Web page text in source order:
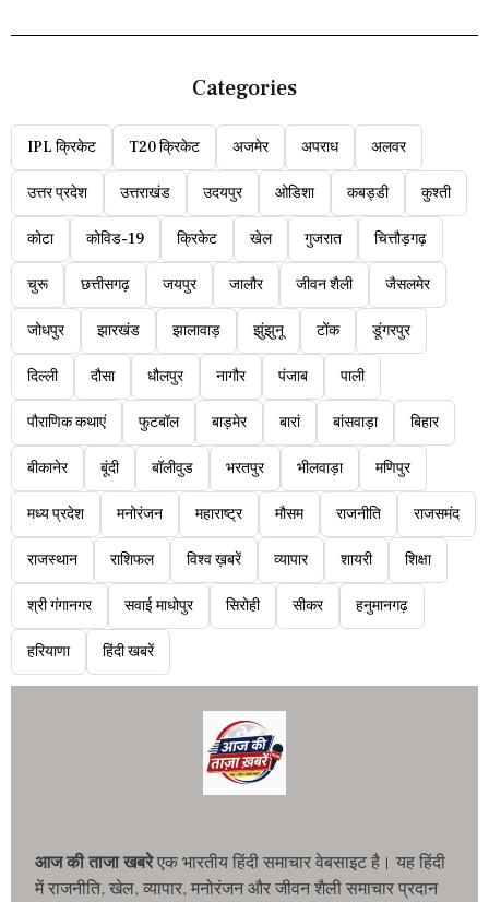
Categories
IPL क्रिकेट T20 क्रिकेट अजमेर अपराध अलवर
उत्तर प्रदेश उत्तराखंड उदयपुर ओडिशा कबड्डी कुश्ती
कोटा कोविड-19 क्रिकेट खेल गुजरात चित्तौड़गढ़
चुरू छत्तीसगढ़ जयपुर जालौर जीवन शैली जैसलमेर
जोधपुर झारखंड झालावाड़ झुंझुनू टोंक डूंगरपुर
दिल्ली दौसा धौलपुर नागौर पंजाब पाली
पौराणिक कथाएं फुटबॉल बाड़मेर बारां बांसवाड़ा बिहार
बीकानेर बूंदी बॉलीवुड भरतपुर भीलवाड़ा मणिपुर
मध्य प्रदेश मनोरंजन महाराष्ट्र मौसम राजनीति राजसमंद
राजस्थान राशिफल विश्व ख़बरें व्यापार शायरी शिक्षा
श्री गंगानगर सवाई माधोपुर सिरोही सीकर हनुमानगढ़
हरियाणा हिंदी खबरें
आज की ताजा खबरेएक भारतीय हिंदी समाचार वेबसाइट है। यह हिंदी
में राजनीति, खेल, व्यापार, मनोरंजन और जीवन शैली समाचार प्रदान